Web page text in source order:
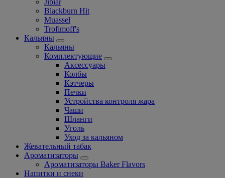
Jibiar
Blackburn Hit
Muassel
Trofimoff's
Кальяны
Кальяны
Комплектующие
Аксессуары
Колбы
Кэтчеры
Печки
Устройства контроля жара
Чаши
Шланги
Уголь
Уход за кальяном
Жевательный табак
Ароматизаторы
Ароматизаторы Baker Flavors
Напитки и снеки